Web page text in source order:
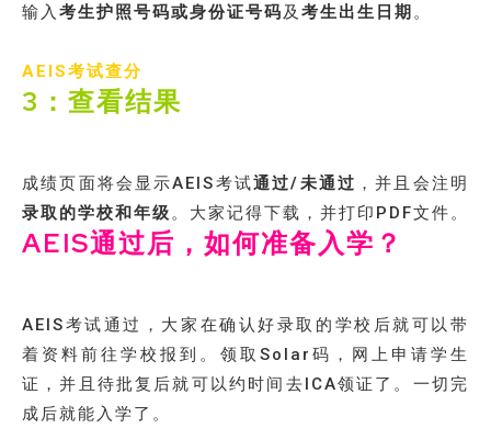
输入 考生护照号码或身份证号码及 考生出生日期 。
AEIS考试查分
3：查看结果
成绩页面将会显示AEIS考试通过/未通过 ，并且会注明
录取的学校和年级。大家记得下载，并打印PDF文件。
AEIS通过后，如何准备入学？
AEIS考试通过，大家在确认好录取的学校后就可以带
着资料前往学校报到。领取Solar码，网上申请学生
证，并且待批复后就可以约时间去ICA领证了。一切完
成后就能入学了。